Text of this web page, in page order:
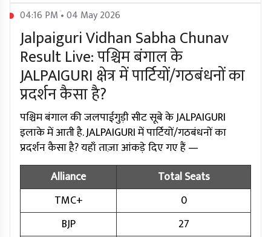
04:16 PM • 04 May 2026
Jalpaiguri Vidhan Sabha Chunav
Result Live: पश्चिम बंगाल के
JALPAIGURI क्षेत्र में पार्टियों/गठबंधनों का
प्रदर्शन कैसा है?
पश्चिम बंगाल की जलपाईगुड़ी सीट सूबे के JALPAIGURI
इलाके में आती है. JALPAIGURI में पार्टियों/गठबंधनों का
प्रदर्शन कैसा है? यहाँ ताज़ा आंकड़े दिए गए हैं —
Alliance
Total Seats
TMC+
0
BJP
27